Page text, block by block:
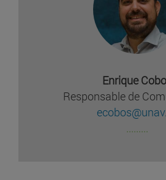
Enrique
Responsable de
.........